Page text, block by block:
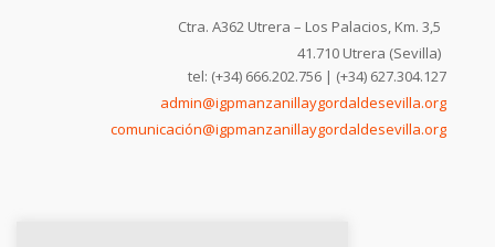
Ctra. A362 Utrera – Los Palacios, Km. 3,5
41.710 Utrera (Sevilla)
tel: (+34) 666.202.756 | (+34) 627.304.127
admin@igpmanzanillaygordaldesevilla.org
comunicación@igpmanzanillaygordaldesevilla.org